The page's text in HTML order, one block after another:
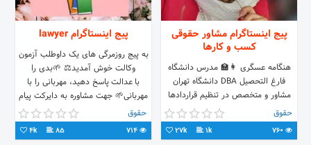
پیج اینستاگرام مشاور حقوقی
کسب و کارها
هنگامه عسگری 👩‍🏫 مدرس دانشگاه
فارغ التحصیل DBA دانشگاه تهران
مشاور و متخصص در تنظیم قراردادها
موسسه کار وکسب ویرا (یاور⚖ حقوقی
شما) ۲۲۳۸۳۱۰۰_۲۲۳۸۳۲۰۰
حقوق
1k
27k
پیج اینستاگرام lawyer
به پیج روزمرگی های یک داوطلب آزمون
وکالت خوش آمدید⚖️ 🌱بدی را
با عدالت پاسخ دهید، مهربانی را با
مهربانی🌱 جهت مشاوره به دایرکت پیام
دهید👌 برنامه ریزی کاملا رایگان هدف
این پیج پیشرفت شماست بدون هیچ
هزینه ای پس ما را حمایت کنید #وکالت
حقوق
85
4k